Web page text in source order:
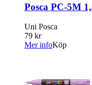
Posca PC-5M
Uni Posca
79 kr
Mer infoKöp